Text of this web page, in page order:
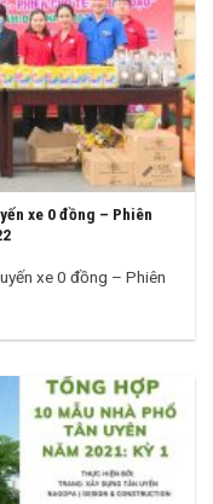
xe 0 đồng – Phiên
xe 0 đồng – Phiên